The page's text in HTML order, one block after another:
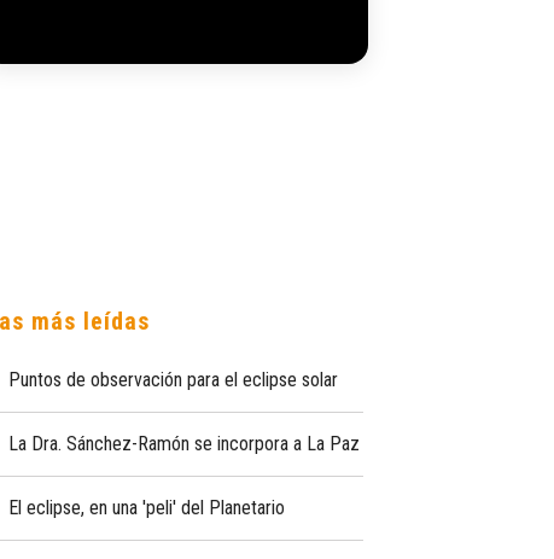
más leídas
Puntos de observación para el eclipse solar
La Dra. Sánchez-Ramón se incorpora a La Paz
El eclipse, en una 'peli' del Planetario